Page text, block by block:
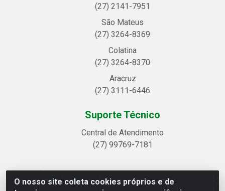
O nosso site coleta cookies próprios e de
(27) 2141-7951
São Mateus
(27) 3264-8369
Colatina
(27) 3264-8370
Aracruz
(27) 3111-6446
Suporte Técnico
Central de Atendimento
(27) 99769-7181
Linhavix Distribuidora LTDA - Avenida Alegre, 2521 -